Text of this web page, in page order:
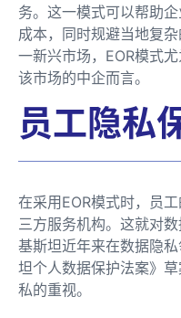
务。这一模式可以帮助
成本，同时规避当地复
一新兴市场，EOR模式
该市场的中企而言。
员工隐私
在采用EOR模式时，员
三方服务机构。这就对
基斯坦近年来在数据隐
坦个人数据保护法案》
私的重视。